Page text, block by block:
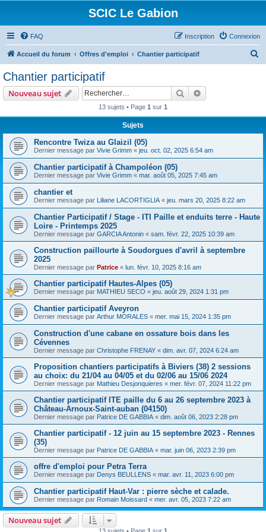
SCIC Le Gabion
FAQ Connexion
Inscription
Accueil du forum Offres d'emploi Chantier participatif
r
Chantier participatif
Nouveau sujet Rechercher
13 sujets • Page 1 sur 1
Sujets
Rencontre Twiza au Glaizil (05)
Dernier message par Vivie Grimm « jeu. oct. 02, 2025 6:54 am
Chantier participatif à Champoléon (05)
Dernier message par Vivie Grimm « mar. août 05, 2025 7:45 am
chantier et
Dernier message par Liliane LACORTIGLIA « jeu. mars 20, 2025 8:22 am
Chantier Participatif / Stage - ITI Paille et enduits terre - Haute
Loire - Printemps 2025
Dernier message par GARCIA Antonin « sam. févr. 22, 2025 10:39 am
Construction paillourte à Soudorgues d'avril à septembre
2025
Dernier message par Patrice « lun. févr. 10, 2025 8:16 am
Chantier participatif Hautes-Alpes (05)
Dernier message par MATHIEU SECO « jeu. août 29, 2024 1:31 pm
Chantier participatif Aveyron
Dernier message par Arthur MORALES « mer. mai 15, 2024 1:35 pm
Construction d'une cabane en ossature bois dans les
Cévennes
Dernier message par Christophe FRENAY « dim. avr. 07, 2024 6:24 am
Proposition chantiers participatifs à Biviers (38) 2 sessions
au choix: du 21/04 au 04/05 et du 02/06 au 15/06 2024
Dernier message par Mathieu Desjonquieres « mer. févr. 07, 2024 11:22 pm
Chantier participatif ITE paille du 6 au 26 septembre 2023 à
Château-Arnoux-Saint-auban (04150)
Dernier message par Patrice DE GABBIA « dim. août 06, 2023 2:28 pm
Chantier participatif - 12 juin au 15 septembre 2023 - Rennes
(35)
Dernier message par Patrice DE GABBIA « mar. juin 06, 2023 2:39 pm
offre d'emploi pour Petra Terra
Dernier message par Denys BEULLENS « mar. avr. 11, 2023 6:00 pm
Chantier participatif Haut-Var : pierre sèche et calade.
Dernier message par Romain Moissard « mer. avr. 05, 2023 7:22 am
Nouveau sujet